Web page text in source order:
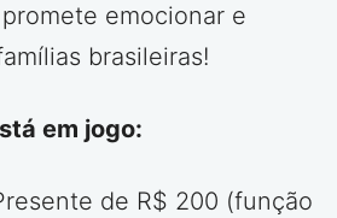
promete emocionar e
brasileiras!
em jogo:
de R$ 200 (função